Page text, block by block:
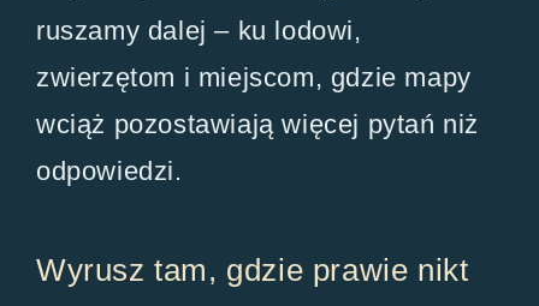
ruszamy dalej – ku lodowi,
zwierzętom i miejscom, gdzie mapy
wciąż pozostawiają więcej pytań niż
odpowiedzi.
Wyrusz tam, gdzie prawie nikt